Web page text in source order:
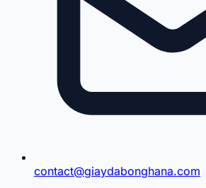
contact@giaydabonghana.com